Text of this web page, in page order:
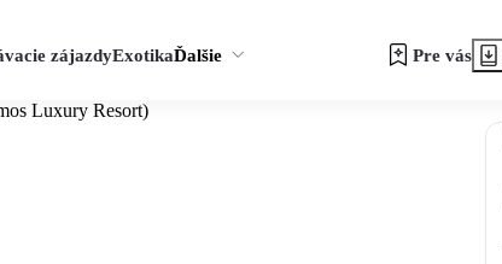
zájazdyExotikaĎalšie Pre vás
Luxury Resort)